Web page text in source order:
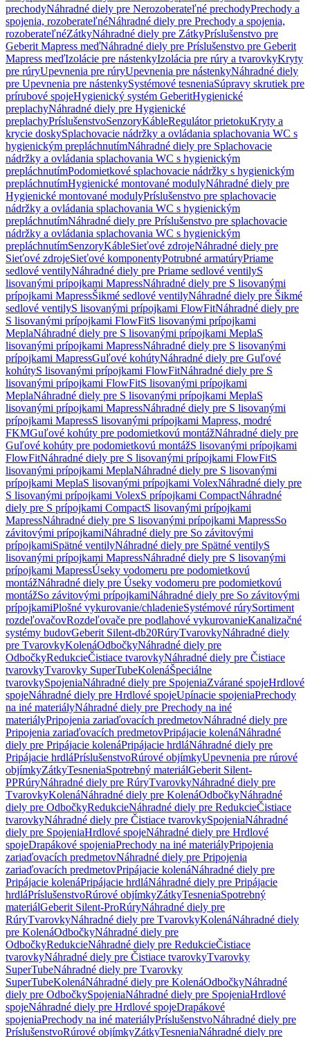
prechodyNáhradné diely pre Nerozoberateľné prechodyPrechody a
spojenia, rozoberateľnéNáhradné diely pre Prechody a spojenia,
rozoberateľnéZátkyNáhradné diely pre ZátkyPríslušenstvo pre
Geberit Mapress meďNáhradné diely pre Príslušenstvo pre Geberit
Mapress meďIzolácie pre nástenkyIzolácia pre rúry a tvarovkyKryty
pre rúryUpevnenia pre rúryUpevnenia pre nástenkyNáhradné diely
pre Upevnenia pre nástenkySystémové tesneniaSúpravy skrutiek pre
prírubové spojeHygienický systém GeberitHygienické
preplachyNáhradné diely pre Hygienické
preplachyPríslušenstvoSenzoryKábleRegulátor prietokuKryty a
krycie doskySplachovacie nádržky a ovládania splachovania WC s
hygienickým prepláchnutímNáhradné diely pre Splachovacie
nádržky a ovládania splachovania WC s hygienickým
prepláchnutímPodomietkové splachovacie nádržky s hygienickým
prepláchnutímHygienické montované modulyNáhradné diely pre
Hygienické montované modulyPríslušenstvo pre splachovacie
nádržky a ovládania splachovania WC s hygienickým
prepláchnutímNáhradné diely pre Príslušenstvo pre splachovacie
nádržky a ovládania splachovania WC s hygienickým
prepláchnutímSenzoryKábleSieťové zdrojeNáhradné diely pre
Sieťové zdrojeSieťové komponentyPotrubné armatúryPriame
sedlové ventilyNáhradné diely pre Priame sedlové ventilyS
lisovanými prípojkami MapressNáhradné diely pre S lisovanými
prípojkami MapressŠikmé sedlové ventilyNáhradné diely pre Šikmé
sedlové ventilyS lisovanými prípojkami FlowFitNáhradné diely pre
S lisovanými prípojkami FlowFitS lisovanými prípojkami
MeplaNáhradné diely pre S lisovanými prípojkami MeplaS
lisovanými prípojkami MapressNáhradné diely pre S lisovanými
prípojkami MapressGuľové kohútyNáhradné diely pre Guľové
kohútyS lisovanými prípojkami FlowFitNáhradné diely pre S
lisovanými prípojkami FlowFitS lisovanými prípojkami
MeplaNáhradné diely pre S lisovanými prípojkami MeplaS
lisovanými prípojkami MapressNáhradné diely pre S lisovanými
prípojkami MapressS lisovanými prípojkami Mapress, modré
FKMGuľové kohúty pre podomietkovú montážNáhradné diely pre
Guľové kohúty pre podomietkovú montážS lisovanými prípojkami
FlowFitNáhradné diely pre S lisovanými prípojkami FlowFitS
lisovanými prípojkami MeplaNáhradné diely pre S lisovanými
prípojkami MeplaS lisovanými prípojkami VolexNáhradné diely pre
S lisovanými prípojkami VolexS prípojkami CompactNáhradné
diely pre S prípojkami CompactS lisovanými prípojkami
MapressNáhradné diely pre S lisovanými prípojkami MapressSo
závitovými prípojkamiNáhradné diely pre So závitovými
prípojkamiSpätné ventilyNáhradné diely pre Spätné ventilyS
lisovanými prípojkami MapressNáhradné diely pre S lisovanými
prípojkami MapressÚseky vodomeru pre podomietkovú
montážNáhradné diely pre Úseky vodomeru pre podomietkovú
montážSo závitovými prípojkamiNáhradné diely pre So závitovými
prípojkamiPlošné vykurovanie/chladenieSystémové rúrySortiment
rozdeľovačovRozdeľovače pre podlahové vykurovanieKanalizačné
systémy budovGeberit Silent-db20RúryTvarovkyNáhradné diely
pre TvarovkyKolenáOdbočkyNáhradné diely pre
OdbočkyRedukcieČistiace tvarovkyNáhradné diely pre Čistiace
tvarovkyTvarovky SuperTubeKolenáŠpeciálne
tvarovkySpojeniaNáhradné diely pre SpojeniaZvárané spojeHrdlové
spojeNáhradné diely pre Hrdlové spojeUpínacie spojeniaPrechody
na iné materiályNáhradné diely pre Prechody na iné
materiályPripojenia zariaďovacích predmetovNáhradné diely pre
Pripojenia zariaďovacích predmetovPripájacie kolenáNáhradné
diely pre Pripájacie kolenáPripájacie hrdláNáhradné diely pre
Pripájacie hrdláPríslušenstvoRúrové objímkyUpevnenia pre rúrové
objímkyZátkyTesneniaSpotrebný materiálGeberit Silent-
PPRúryNáhradné diely pre RúryTvarovkyNáhradné diely pre
TvarovkyKolenáNáhradné diely pre KolenáOdbočkyNáhradné
diely pre OdbočkyRedukcieNáhradné diely pre RedukcieČistiace
tvarovkyNáhradné diely pre Čistiace tvarovkySpojeniaNáhradné
diely pre SpojeniaHrdlové spojeNáhradné diely pre Hrdlové
spojeDrapákové spojeniaPrechody na iné materiályPripojenia
zariaďovacích predmetovNáhradné diely pre Pripojenia
zariaďovacích predmetovPripájacie kolenáNáhradné diely pre
Pripájacie kolenáPripájacie hrdláNáhradné diely pre Pripájacie
hrdláPríslušenstvoRúrové objímkyZátkyTesneniaSpotrebný
materiálGeberit Silent-ProRúryNáhradné diely pre
RúryTvarovkyNáhradné diely pre TvarovkyKolenáNáhradné diely
pre KolenáOdbočkyNáhradné diely pre
OdbočkyRedukcieNáhradné diely pre RedukcieČistiace
tvarovkyNáhradné diely pre Čistiace tvarovkyTvarovky
SuperTubeNáhradné diely pre Tvarovky
SuperTubeKolenáNáhradné diely pre KolenáOdbočkyNáhradné
diely pre OdbočkySpojeniaNáhradné diely pre SpojeniaHrdlové
spojeNáhradné diely pre Hrdlové spojeDrapákové
spojeniaPrechody na iné materiályPríslušenstvoNáhradné diely pre
PríslušenstvoRúrové objímkyZátkyTesneniaNáhradné diely pre